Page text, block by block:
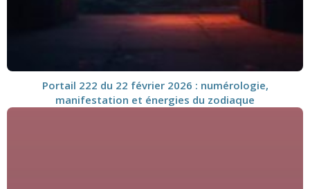
Portail 222 du 22 février 2026 : numérologie,
manifestation et énergies du zodiaque